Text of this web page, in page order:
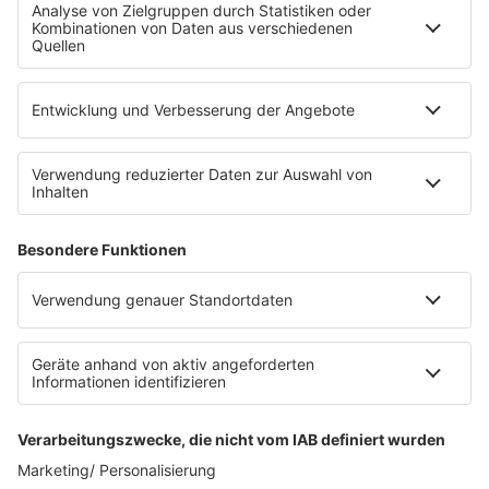
Fahrradparkhaus
Die Uniklinik Tübingen hat ein neues Fahrradparkhaus
eröffnet. Direkt an der Medizinischen Klinik bietet es
E-Bikes über eine Photovoltaikanlage auf dem …
Impressum
Datenschutzerklärung